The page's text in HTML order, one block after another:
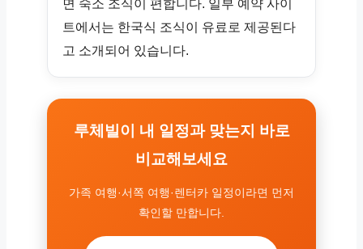
면 숙소 조식이 편합니다. 일부 예약 사이
트에서는 한국식 조식이 유료로 제공된다
고 소개되어 있습니다.
루체빌이 내 일정과 맞는지 바로
비교해보세요
가족 여행·서쪽 여행·렌터카 일정이라면 먼저
확인할 만합니다.